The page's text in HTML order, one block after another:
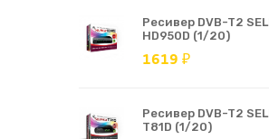
Ресивер DVB-T2
HD950D (1/20)
1619 ₽
Ресивер DVB-T2
T81D (1/20)